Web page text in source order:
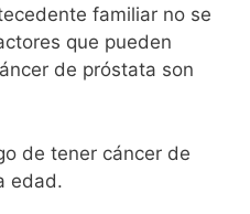
familiar no se
que pueden
de próstata son
de tener cáncer de
edad.